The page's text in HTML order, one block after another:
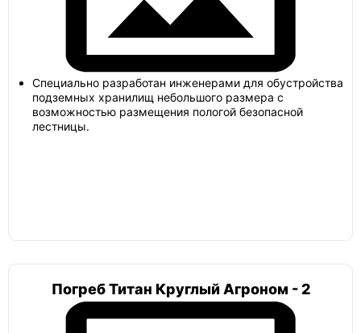
Специально разработан инженерами для обустройства
подземных хранилищ небольшого размера с
возможностью размещения пологой безопасной
лестницы.
Погреб Титан Круглый Агроном - 2